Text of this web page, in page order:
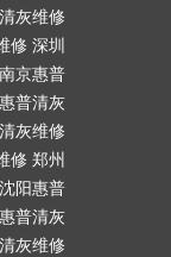
灰维修
修 深圳
南京惠普
普清灰
灰维修
修 郑州
沈阳惠普
普清灰
灰维修